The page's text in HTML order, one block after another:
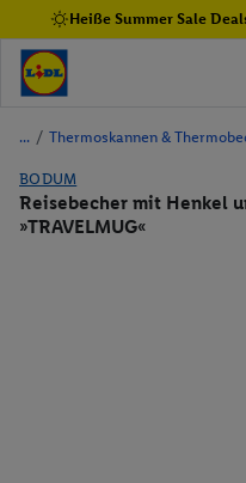
Heiße Summer Sale
/ Thermoskannen &
BODUM
Reisebecher mit Henkel
»TRAVELMUG«